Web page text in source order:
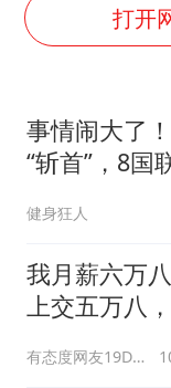
打开
事情闹大了
“斩首”，8国
健身狂人
我月薪六万
上交五万八
换了门锁，
离婚
有态度网友19Dsym